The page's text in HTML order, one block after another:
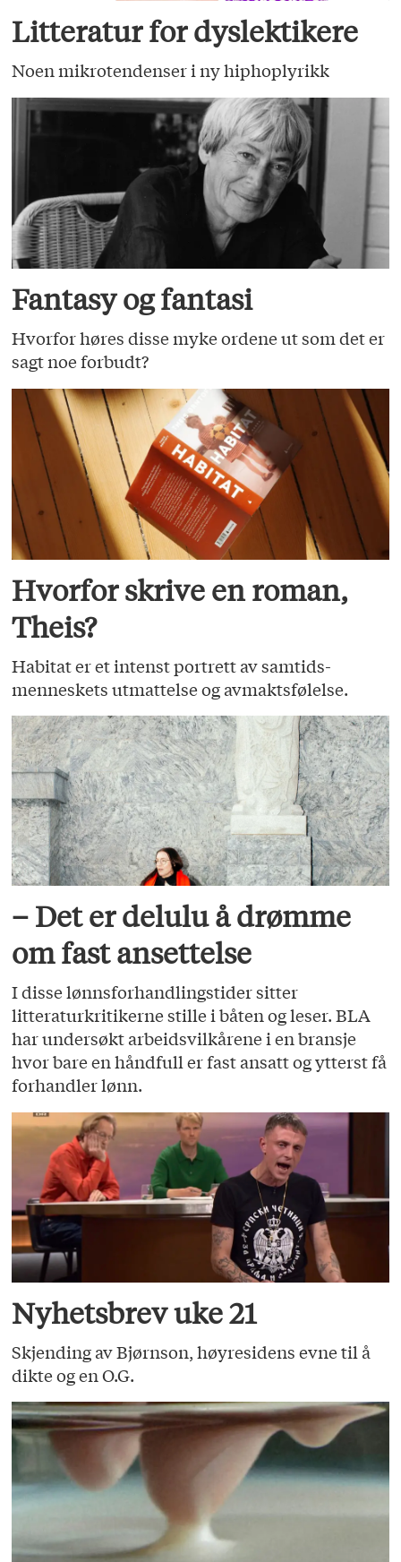
Litteratur for dyslektikere
Noen mikrotendenser i ny hiphoplyrikk
Fantasy og fantasi
Hvorfor høres disse myke ordene ut som det er
sagt noe forbudt?
Hvorfor skrive en roman,
Theis?
Habitat er et intenst portrett av samtids­
menneskets utmattelse og avmaktsfølelse.
– Det er delulu å drømme
om fast ansettelse
I disse lønnsforhandlingstider sitter
litteraturkritikerne stille i båten og leser. BLA
har undersøkt arbeidsvilkårene i en bransje
hvor bare en håndfull er fast ansatt og ytterst få
forhandler lønn.
Nyhetsbrev uke 21
Skjending av Bjørnson, høyresidens evne til å
dikte og en O.G.